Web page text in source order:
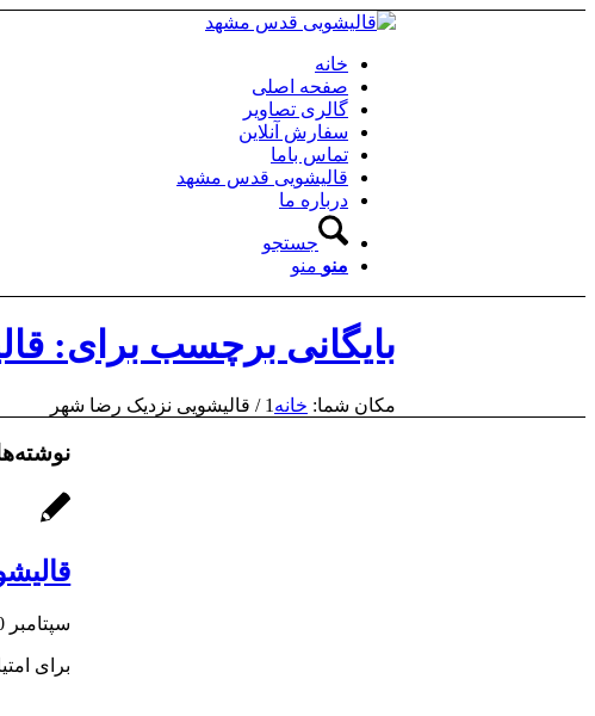
خانه
صفحه اصلی
گالری تصاویر
سفارش آنلاین
تماس باما
قالیشویی قدس مشهد
درباره ما
جستجو
منو منو
بایگانی برچسب برای:
مکان شما: خانه 1
/ قالیشویی نزدیک رضا شهر
سپتامبر 30, 2018
برای